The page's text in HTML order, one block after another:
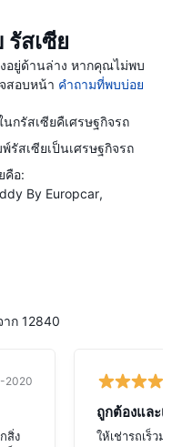
สเซีย
อยู่ด้านล่าง หากคุณไม่พบ
สอบหน้า คำถามที่พบบ่อย
กรัสเซียคืเศรษฐกิจรถ
รัสเซียเป็นเศรษฐกิจรถ
คือ:
By Europcar
ก 12840
2020
สิ่ง
ถูกต้องและเ
ให้เช่ารถเร็ว